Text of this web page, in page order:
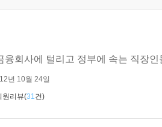
융회사에 털리고 정부에 속는 직장
년 10월 24일
원리뷰(31건)